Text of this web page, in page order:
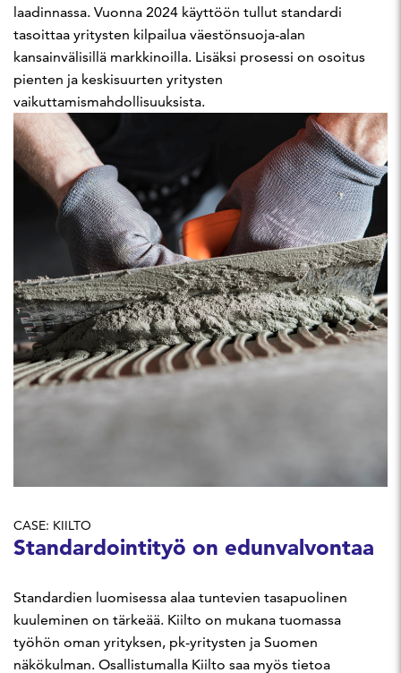
laadinnassa. Vuonna 2024 käyttöön tullut standardi
tasoittaa yritysten kilpailua väestönsuoja-alan
kansainvälisillä markkinoilla. Lisäksi prosessi on osoitus
pienten ja keskisuurten yritysten
vaikuttamismahdollisuuksista.
CASE: KIILTO
Standardointityö on edunvalvontaa
Standardien luomisessa alaa tuntevien tasapuolinen
kuuleminen on tärkeää. Kiilto on mukana tuomassa
työhön oman yrityksen, pk-yritysten ja Suomen
näkökulman. Osallistumalla Kiilto saa myös tietoa